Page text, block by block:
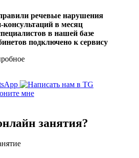
речевые нарушения
в месяц
в нашей базе
подключено к сервису
мне
занятия?